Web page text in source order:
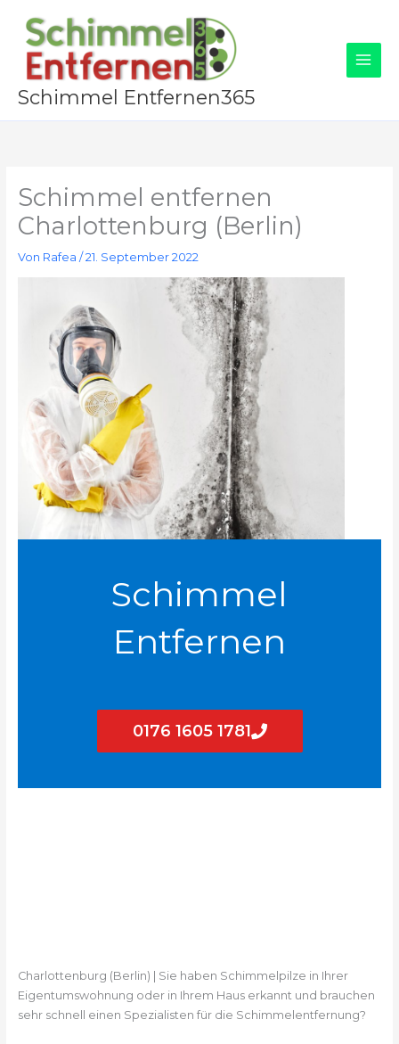
Inhalt
springen
Schimmel Entfernen365
Schimmel entfernen
Charlottenburg (Berlin)
Von Rafea /21. September 2022
Schimmel
Entfernen
0176 1605 1781
Charlottenburg (Berlin) | Sie haben Schimmelpilze in Ihrer
Eigentumswohnung oder in Ihrem Haus erkannt und brauchen
sehr schnell einen Spezialisten für die Schimmelentfernung?